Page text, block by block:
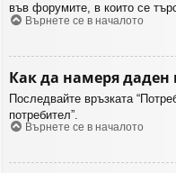
във форумите, в които се
Върнете се в началото
Как да намеря даден
Последвайте връзката
потребител”.
Върнете се в началото